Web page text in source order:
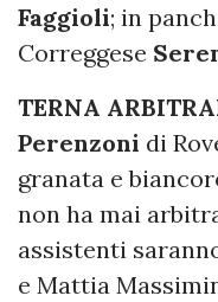
Faggioli; in
Correggese
TERNA
Perenzoni di
granata e
non ha mai
assistenti
e Mattia